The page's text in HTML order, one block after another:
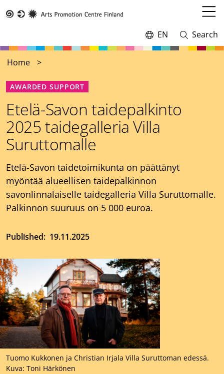
to
menu
Switch
language,
EN
Open
and
Search
Home
AWARDED SUPPORT
Etelä-Savon taidepalkinto
2025 taidegalleria Villa
Suruttomalle
Etelä-Savon taidetoimikunta on päättänyt
myöntää alueellisen taidepalkinnon
savonlinnalaiselle taidegalleria Villa Suruttomalle.
Palkinnon suuruus on 5 000 euroa.
Published 19.11.2025
Tuomo Kukkonen ja Christian Irjala Villa Suruttoman edessä.
Kuva: Toni Härkönen